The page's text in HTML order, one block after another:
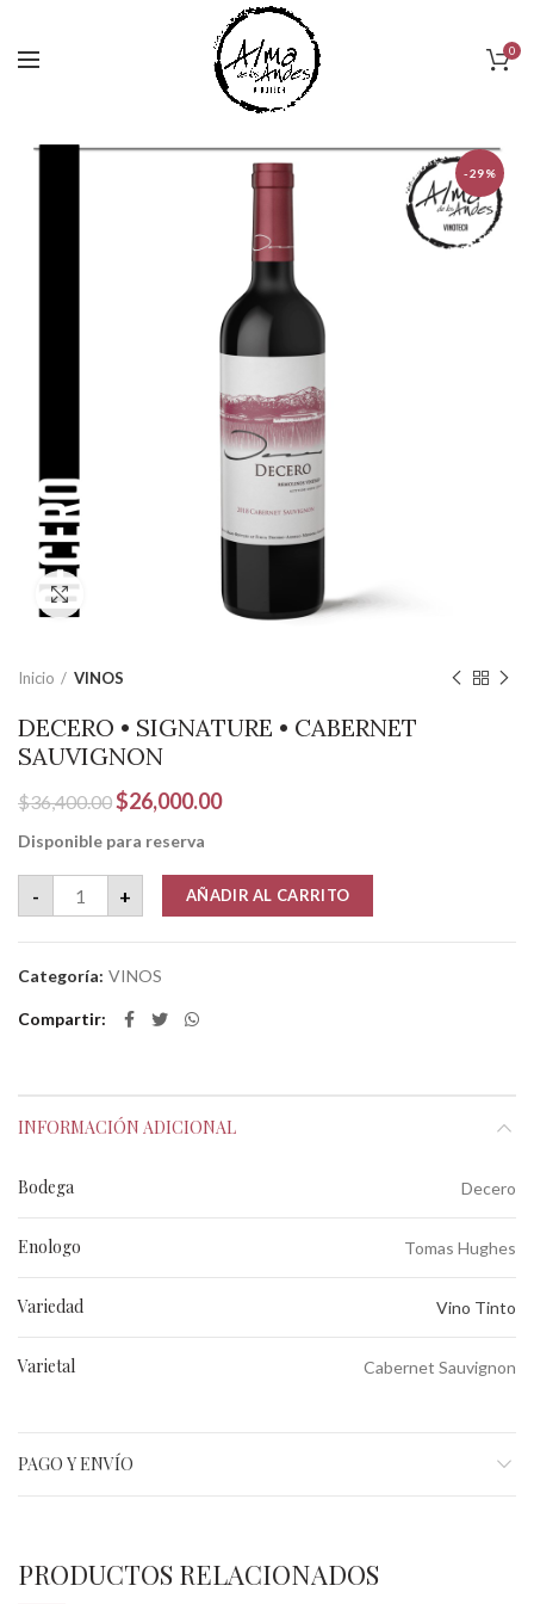
0
-29%
Inicio VINOS
DECERO • SIGNATURE • CABERNET
SAUVIGNON
$36,400.00 El
original
era:
$36,400.00.
$26,000.00El
es:
$26,000.00.
Disponible para reserva
-
DECERO • SIGNATURE • CABERNET SAUVIGNON cantidad
+ AÑADIR AL CARRITO
Categoría: VINOS
Compartir
INFORMACIÓN ADICIONAL
Bodega Decero
Enologo Tomas Hughes
Variedad Vino Tinto
Varietal Cabernet Sauvignon
PAGO Y ENVÍO
PRODUCTOS RELACIONADOS